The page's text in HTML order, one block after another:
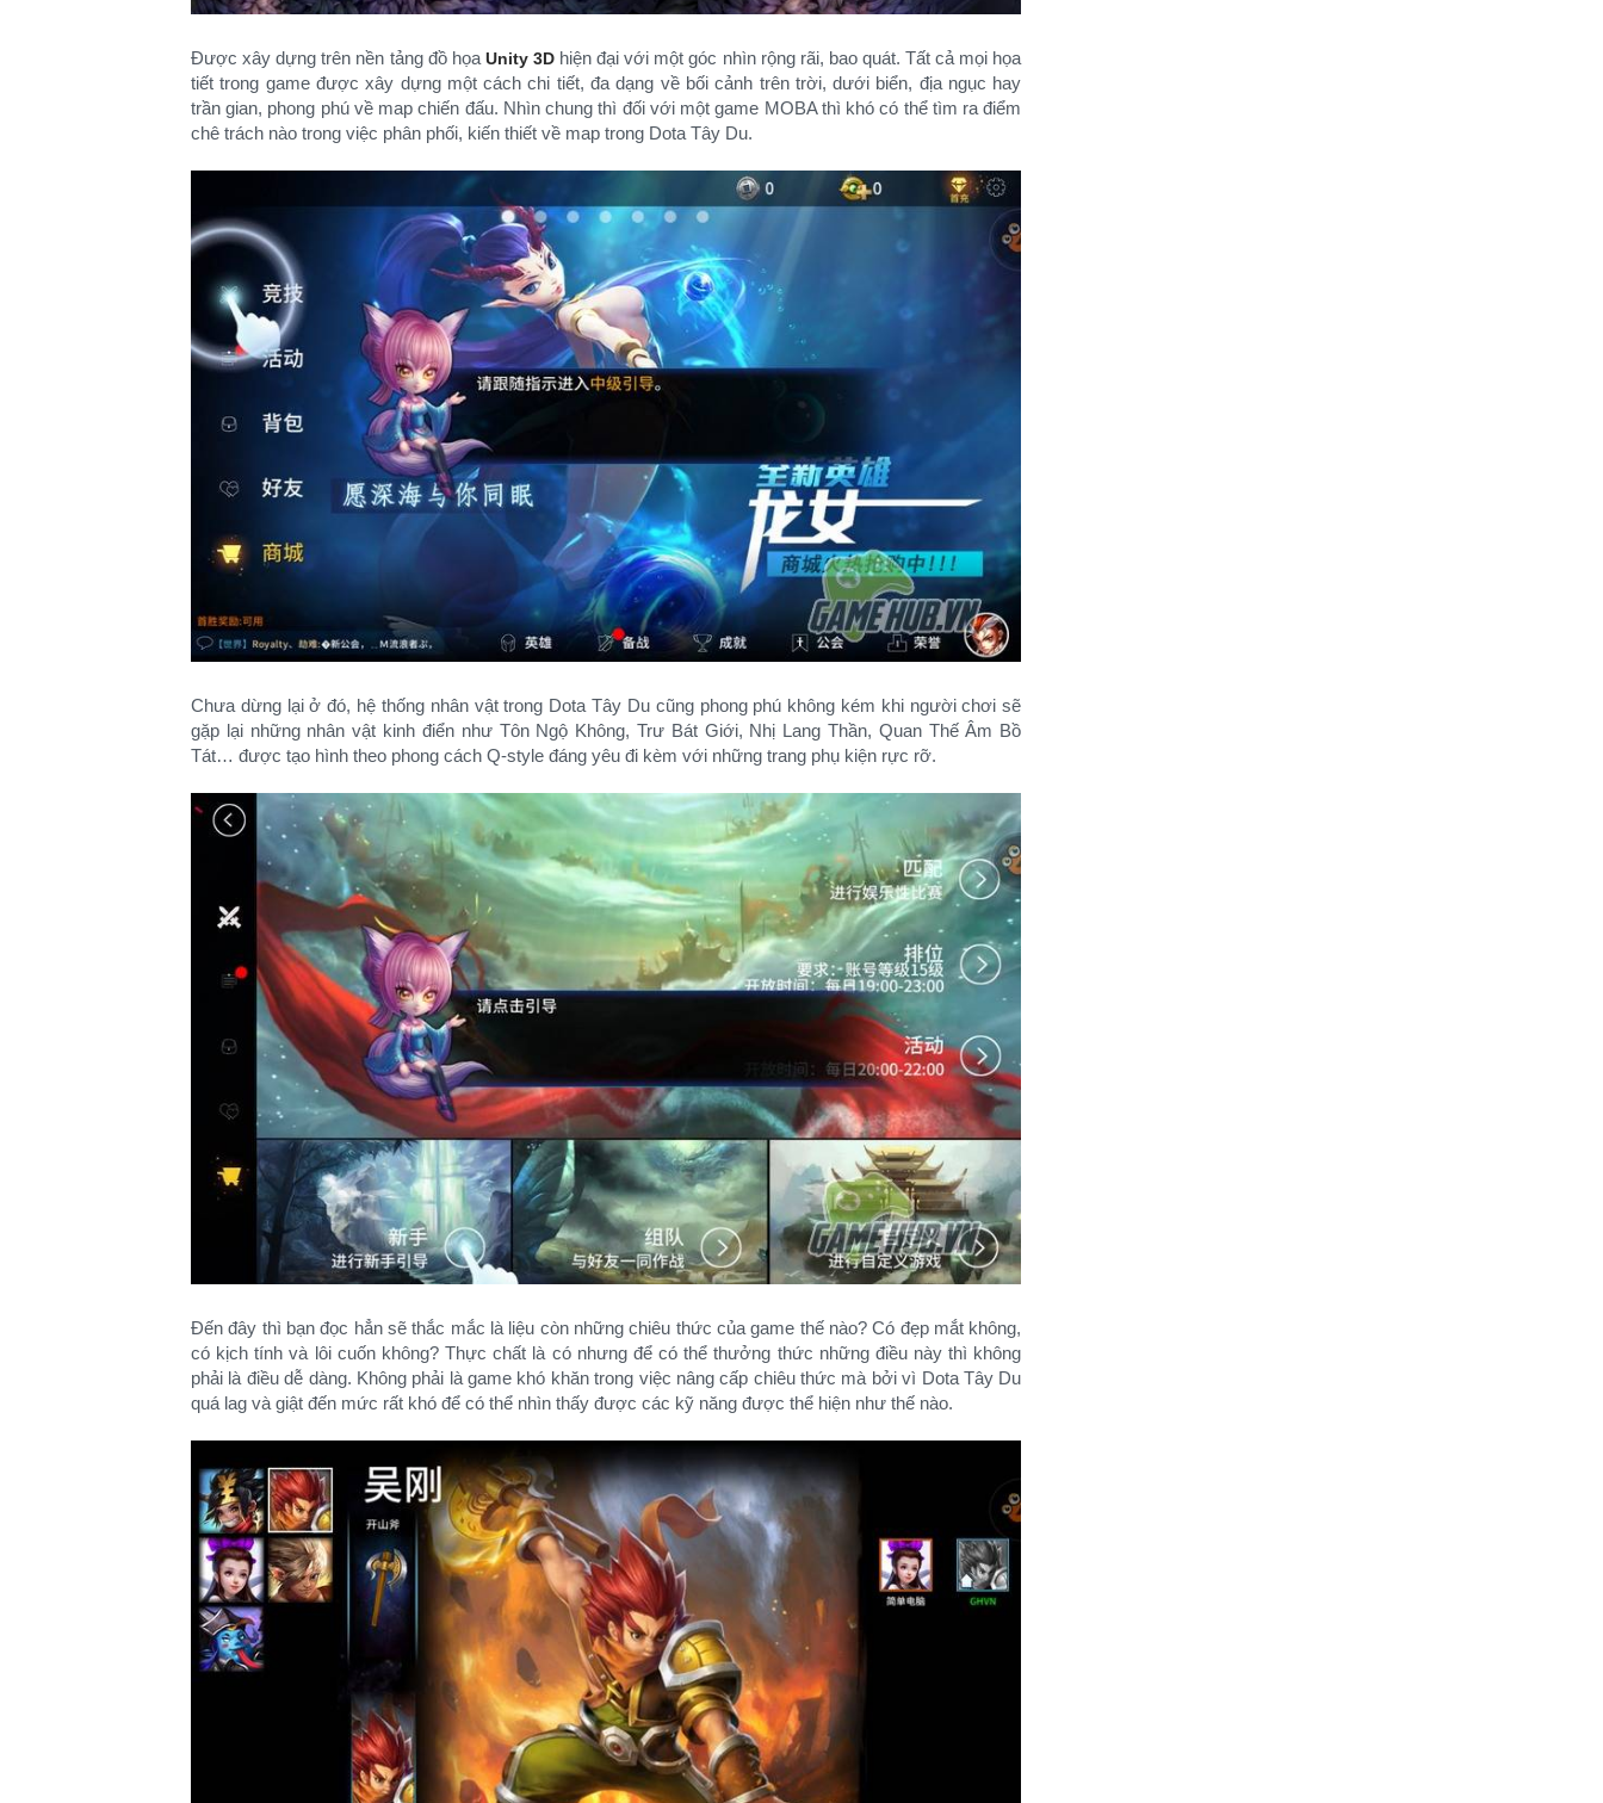
Được xây dựng trên nền tảng đồ họa Unity 3Dhiện đại với một góc nhìn rộng rãi, bao quát. Tất cả mọi họa
tiết trong game được xây dựng một cách chi tiết, đa dạng về bối cảnh trên trời, dưới biển, địa ngục hay
trần gian, phong phú về map chiến đấu. Nhìn chung thì đối với một game MOBA thì khó có thể tìm ra điểm
chê trách nào trong việc phân phối, kiến thiết về map trong Dota Tây Du.
Chưa dừng lại ở đó, hệ thống nhân vật trong Dota Tây Du cũng phong phú không kém khi người chơi sẽ
gặp lại những nhân vật kinh điển như Tôn Ngộ Không, Trư Bát Giới, Nhị Lang Thần, Quan Thế Âm Bồ
Tát… được tạo hình theo phong cách Q-style đáng yêu đi kèm với những trang phụ kiện rực rỡ.
Đến đây thì bạn đọc hẳn sẽ thắc mắc là liệu còn những chiêu thức của game thế nào? Có đẹp mắt không,
có kịch tính và lôi cuốn không? Thực chất là có nhưng để có thể thưởng thức những điều này thì không
phải là điều dễ dàng. Không phải là game khó khăn trong việc nâng cấp chiêu thức mà bởi vì Dota Tây Du
quá lag và giật đến mức rất khó để có thể nhìn thấy được các kỹ năng được thể hiện như thế nào.